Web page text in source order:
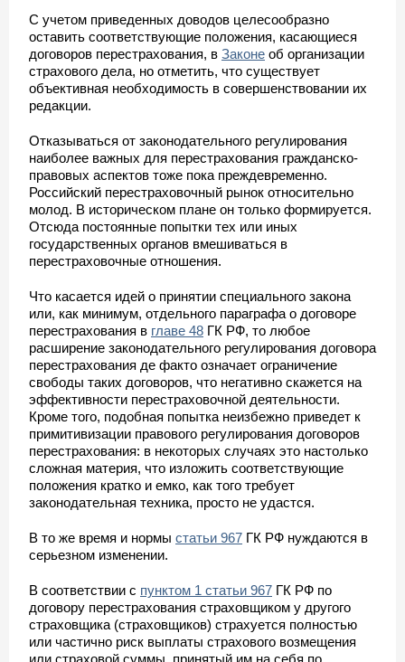
С учетом приведенных доводов целесообразно
оставить соответствующие положения, касающиеся
договоров перестрахования, в Законе об организации
страхового дела, но отметить, что существует
объективная необходимость в совершенствовании их
редакции.
Отказываться от законодательного регулирования
наиболее важных для перестрахования гражданско-
правовых аспектов тоже пока преждевременно.
Российский перестраховочный рынок относительно
молод. В историческом плане он только формируется.
Отсюда постоянные попытки тех или иных
государственных органов вмешиваться в
перестраховочные отношения.
Что касается идей о принятии специального закона
или, как минимум, отдельного параграфа о договоре
перестрахования в главе 48 ГК РФ, то любое
расширение законодательного регулирования договора
перестрахования де факто означает ограничение
свободы таких договоров, что негативно скажется на
эффективности перестраховочной деятельности.
Кроме того, подобная попытка неизбежно приведет к
примитивизации правового регулирования договоров
перестрахования: в некоторых случаях это настолько
сложная материя, что изложить соответствующие
положения кратко и емко, как того требует
законодательная техника, просто не удастся.
В то же время и нормы статьи 967 ГК РФ нуждаются в
серьезном изменении.
В соответствии с пунктом 1 статьи 967 ГК РФ по
договору перестрахования страховщиком у другого
страховщика (страховщиков) страхуется полностью
или частично риск выплаты страхового возмещения
или страховой суммы, принятый им на себя по